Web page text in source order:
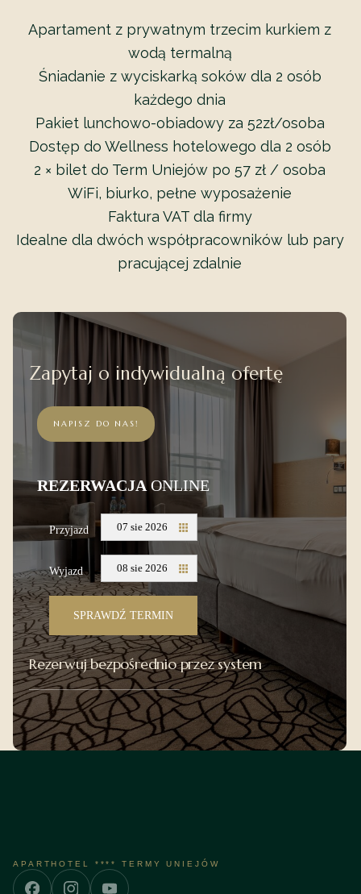
Apartament z prywatnym trzecim kurkiem z
wodą termalną
Śniadanie z wyciskarką soków dla 2 osób
każdego dnia
Pakiet lunchowo-obiadowy za 52zł/osoba
Dostęp do Wellness hotelowego dla 2 osób
2 × bilet do Term Uniejów po 57 zł / osoba
WiFi, biurko, pełne wyposażenie
Faktura VAT dla firmy
Idealne dla dwóch współpracowników lub pary
pracującej zdalnie
Zapytaj o indywidualną ofertę
NAPISZ DO NAS!
REZERWACJA ONLINE
Przyjazd 07 sie 2026
Wyjazd 08 sie 2026
SPRAWDŹ TERMIN
Rezerwuj bezpośrednio przez system
APARTHOTEL **** TERMY UNIEJÓW